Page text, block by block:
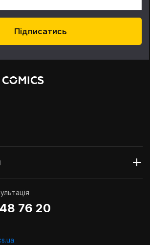
Підписатись
76 20